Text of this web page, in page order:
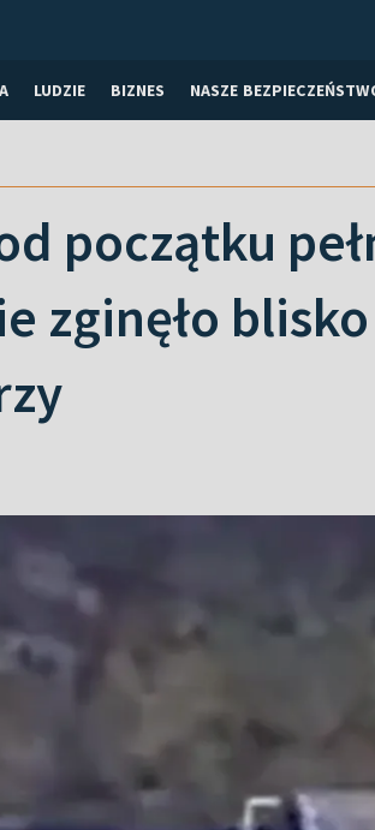
LUDZIE BIZNES NASZE
początku
zginęło